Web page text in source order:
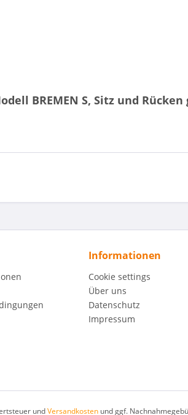
BREMEN S, Sitz und
Informationen
Cookie settings
Über uns
Datenschutz
Impressum
undVersandkosten und ggf.